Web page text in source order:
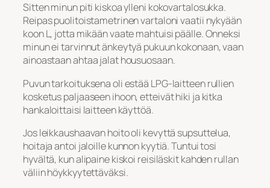
Sitten minun piti kiskoa ylleni kokovartalosukka.
Reipas puolitoistametrinen vartaloni vaatii nykyään
koon L, jotta mikään vaate mahtuisi päälle. Onneksi
minun ei tarvinnut änkeytyä pukuun kokonaan, vaan
ainoastaan ahtaa jalat housuosaan.
Puvun tarkoituksena oli estää LPG-laitteen rullien
kosketus paljaaseen ihoon, etteivät hiki ja kitka
hankaloittaisi laitteen käyttöä.
Jos leikkaushaavan hoito oli kevyttä supsuttelua,
hoitaja antoi jaloille kunnon kyytiä. Tuntui tosi
hyvältä, kun alipaine kiskoi reisiläskit kahden rullan
väliin höykkyytettäväksi.